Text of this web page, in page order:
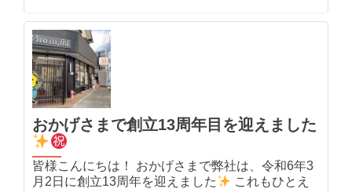
おかげさまで創立13周年目を迎えました
皆様こんにちは！ おかげさまで弊社は、令和6年3
月2日に創立13周年を迎えました
これもひとえ